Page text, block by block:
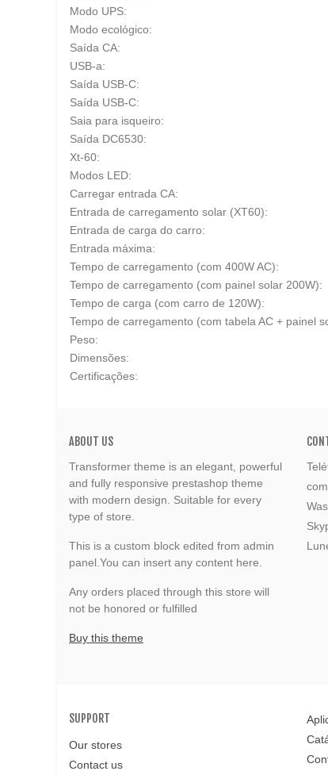
Modo UPS:
Modo ecológico:
Saída CA:
USB-a:
Saída USB-C:
Saída USB-C:
Saia para isqueiro:
Saída DC6530:
Xt-60:
Modos LED:
Carregar entrada CA:
Entrada de carregamento solar (XT60):
Entrada de carga do carro:
Entrada máxima:
Tempo de carregamento (com 400W AC):
Tempo de carregamento (com painel solar 200W):
Tempo de carga (com carro de 120W):
Tempo de carregamento (com tabela AC + painel
Peso:
Dimensões:
Certificações:
ABOUT US
Transformer theme is an elegant, powerful
and fully responsive prestashop theme
with modern design. Suitable for every
type of store.
This is a custom block edited from admin
panel.You can insert any content here.
Any orders placed through this store will
not be honored or fulfilled
Buy this theme
SUPPORT
Our stores
Contact us